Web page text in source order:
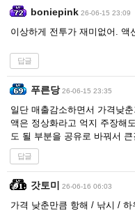
boniepink 26-06-15 23:09
이상하게 전투가 재미없어. 액
답글
푸른당 26-06-15 23:35
일단 매출감소하면서 가격낮
액은 정상화라고 억지 주장해
도 될 부분을 공유로 바꿔서
답글
갓토미 26-06-16 06:03
가격 낮춘만큼 항해 / 낚시 /